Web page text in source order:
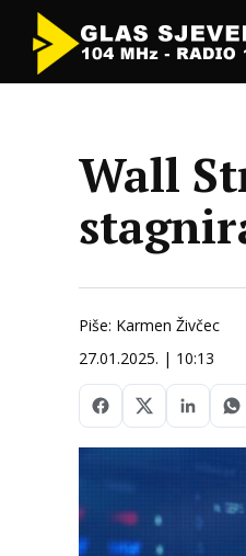
Wall
Piše: Karmen Živčec
27.01.2025. | 10:13